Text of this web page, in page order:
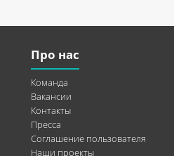
Про нас
Команда
Вакансии
Контакты
Пресса
Соглашение пользователя
Наши проекты